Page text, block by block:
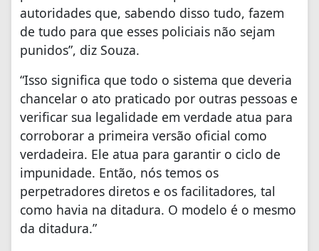
autoridades que, sabendo disso tudo, fazem
de tudo para que esses policiais não sejam
punidos”, diz Souza.
“Isso significa que todo o sistema que deveria
chancelar o ato praticado por outras pessoas e
verificar sua legalidade em verdade atua para
corroborar a primeira versão oficial como
verdadeira. Ele atua para garantir o ciclo de
impunidade. Então, nós temos os
perpetradores diretos e os facilitadores, tal
como havia na ditadura. O modelo é o mesmo
da ditadura.”